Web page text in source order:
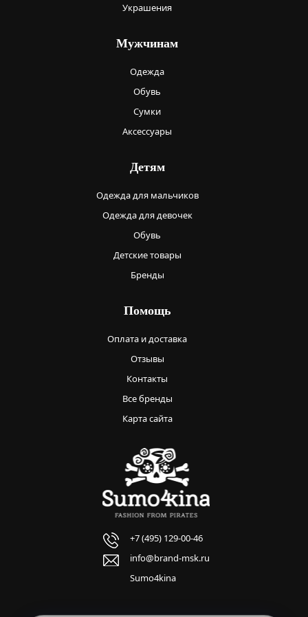
Украшения
Мужчинам
Одежда
Обувь
Сумки
Аксессуары
Детям
Одежда для мальчиков
Одежда для девочек
Обувь
Детские товары
Бренды
Помощь
Оплата и доставка
Отзывы
Контакты
Все бренды
Карта сайта
+7 (495) 129-00-46
info@brand-msk.ru
Sumo4kina